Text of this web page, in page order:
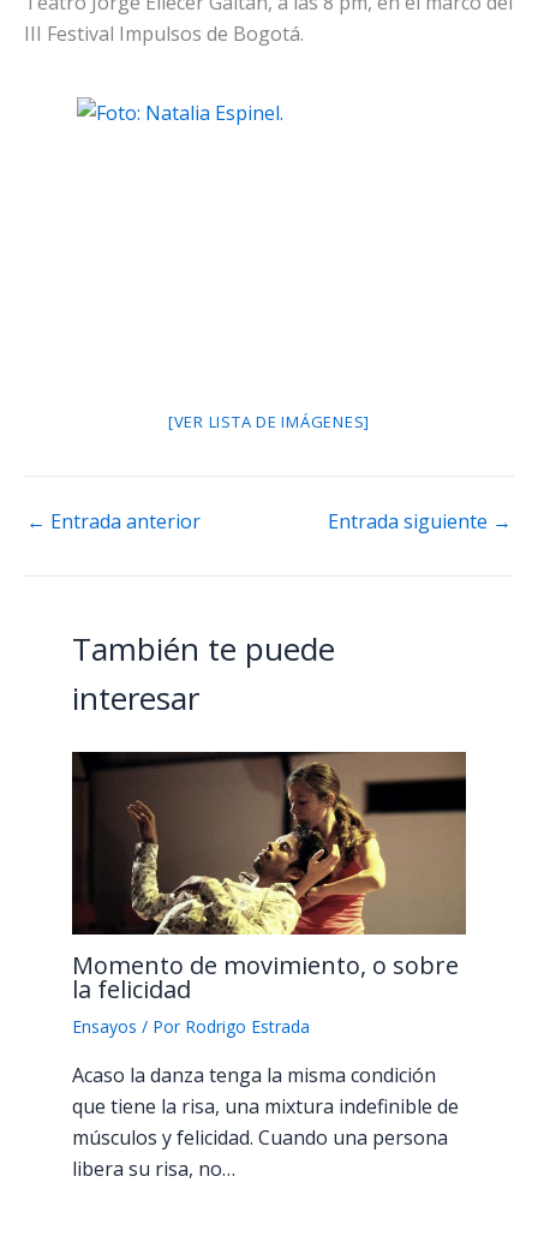
III Festival Impulsos de Bogotá.
[VER LISTA DE IMÁGENES]
← Entrada anterior Entrada siguiente →
También te puede
interesar
Momento de movimiento, o sobre
la felicidad
Ensayos / Por Rodrigo Estrada
Acaso la danza tenga la misma condición
que tiene la risa, una mixtura indefinible de
músculos y felicidad. Cuando una persona
libera su risa, no…